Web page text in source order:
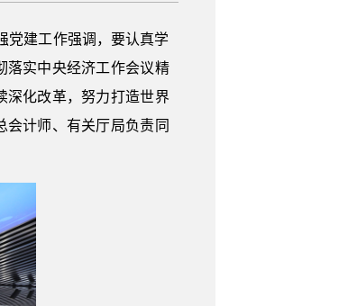
党建工作强调，要认真学
落实中央经济工作会议精
深化改革，努力打造世界
计师、有关厅局负责同